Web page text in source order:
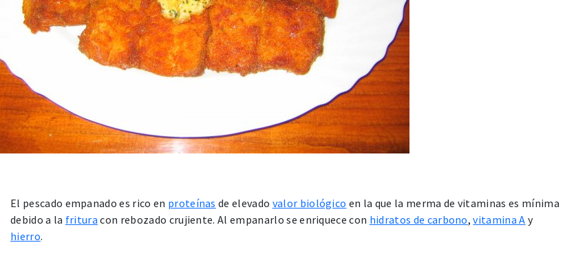
El pescado empanado es rico en proteínas de elevado valor biológico en la que la merma de vitaminas es mínima
debido a la fritura con rebozado crujiente. Al empanarlo se enriquece con hidratos de carbono,vitamina A y
hierro.